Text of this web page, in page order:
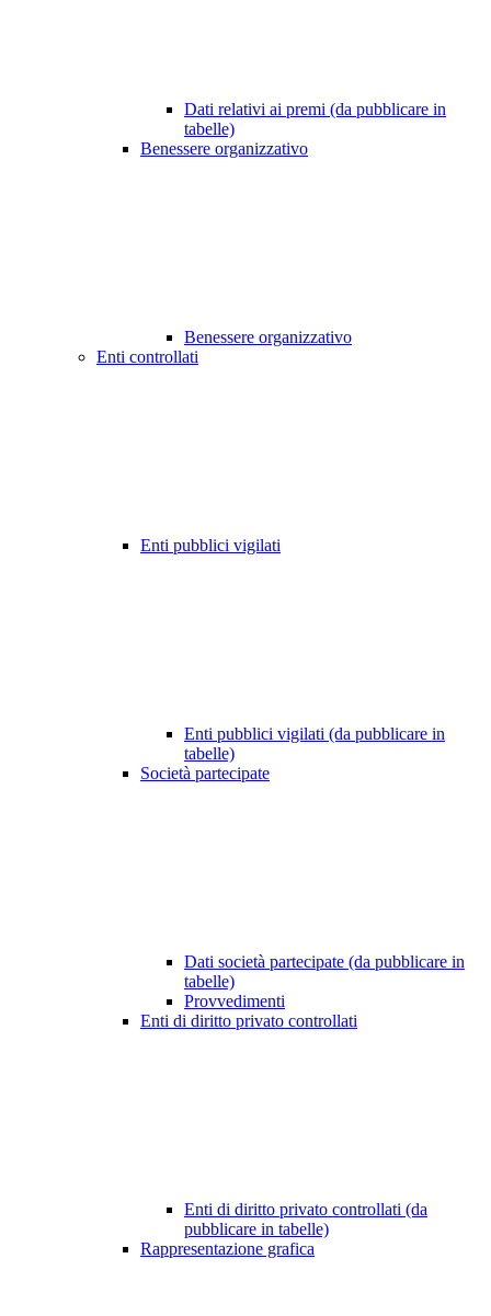
Dati relativi ai premi (da pubblicare in
tabelle)
Benessere organizzativo
Benessere organizzativo
Enti controllati
Enti pubblici vigilati
Enti pubblici vigilati (da pubblicare in
tabelle)
Società partecipate
Dati società partecipate (da pubblicare in
tabelle)
Provvedimenti
Enti di diritto privato controllati
Enti di diritto privato controllati (da
pubblicare in tabelle)
Rappresentazione grafica